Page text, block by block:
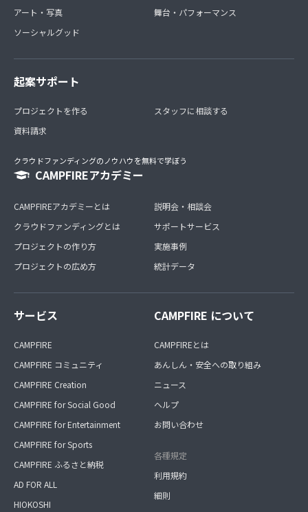
アート・写真
ソーシャルグッド
舞台・パフォーマンス
起案サポート
プロジェクトを作る
資料請求
スタッフに相談する
クラウドファンディングのノウハウを無料で学ぼう
CAMPFIREアカデミー
CAMPFIREアカデミーとは
クラウドファンディングとは
プロジェクトの作り方
プロジェクトの広め方
説明会・相談会
サポートサービス
実施事例
統計データ
サービス
CAMPFIRE
CAMPFIRE コミュニティ
CAMPFIRE Creation
CAMPFIRE for Social Good
CAMPFIRE for Entertainment
CAMPFIRE for Sports
CAMPFIRE ふるさと納税
AD FOR ALL
HIOKOSHI
CAMPFIRE について
CAMPFIREとは
あんしん・安全への取り組み
ニュース
ヘルプ
お問い合わせ
各種規定
利用規約
細則